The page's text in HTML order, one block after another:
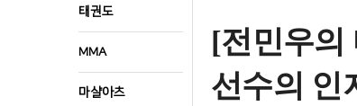
태권도
MMA
마샬아츠
[전민우의
선수의 인